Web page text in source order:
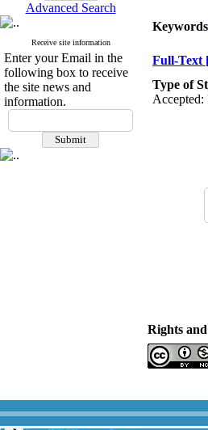
Advanced Search
Receive site information
Enter your Email in the
following box to receive
the site news and
information.
Full-Text
Type of
Accepted:
Rights